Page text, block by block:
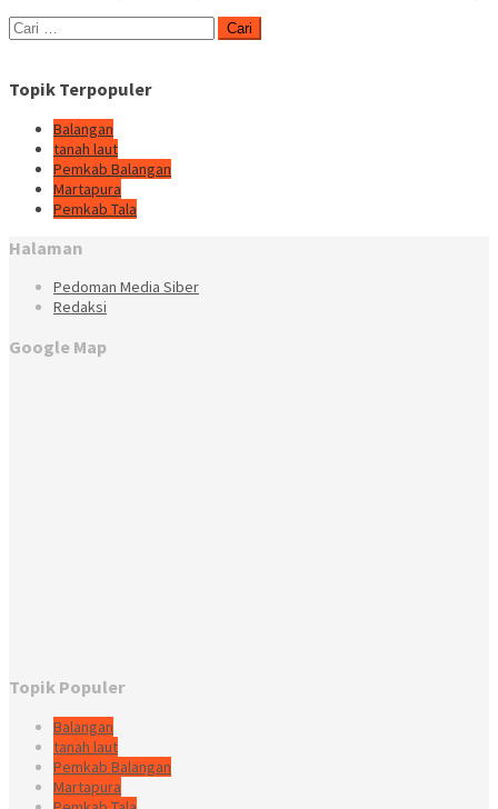
Cari
untuk:
Topik Terpopuler
Balangan
tanah laut
Pemkab Balangan
Martapura
Pemkab Tala
Halaman
Pedoman Media Siber
Redaksi
Google Map
Topik Populer
Balangan
tanah laut
Pemkab Balangan
Martapura